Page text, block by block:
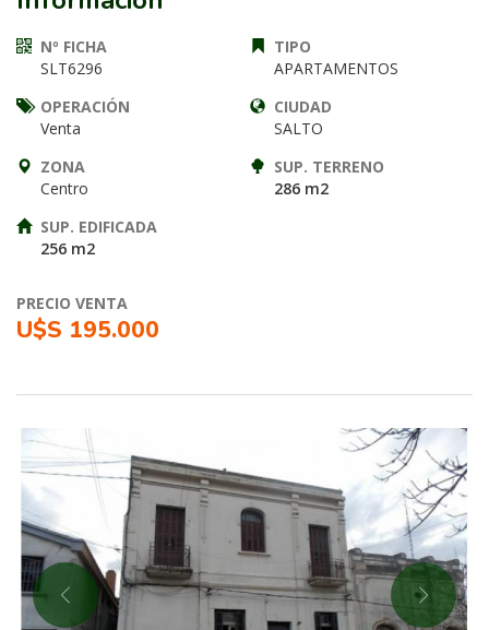
Nº FICHA
SLT6296
TIPO
APARTAMENTOS
OPERACIÓN
Venta
CIUDAD
SALTO
ZONA
Centro
SUP. TERRENO
286 m2
SUP. EDIFICADA
256 m2
PRECIO VENTA
U$S 195.000